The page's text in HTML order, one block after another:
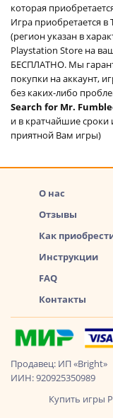
которая
Игра приобретается
(регион указан в
Playstation Store на
БЕСПЛАТНО. Мы
покупки на аккаунт,
без каких-либо
Search for Mr.
и в кратчайшие сроки
приятной Вам игры)
О нас
Отзывы
Как
Инструкции
FAQ
Контакты
Продавец: ИП «Bright»
ИИН: 920925350989
Купить игры